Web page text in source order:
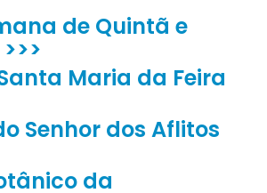
de Quintã e
Maria da Feira
Senhor dos Aflitos
da